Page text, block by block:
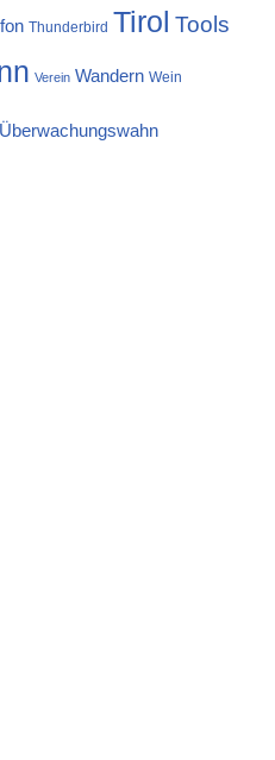
Thunderbird Tirol Tools
Verein Wandern Wein
Überwachungswahn